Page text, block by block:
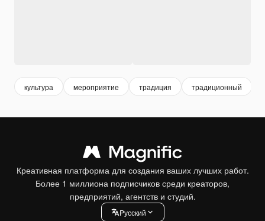
культура мероприятие традиция традиционный
Креативная платформа для создания ваших лучших работ.
Более 1 миллиона подписчиков среди креаторов,
предприятий, агентств и студий.
Pусский